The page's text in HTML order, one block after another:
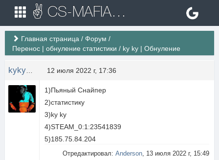
✌ CS-MAFIA.RU ✌ Игровые сервера Counter Strike 1.6
Главная страница / Форум /
Перенос | обнуление статистики / ky ky | Обнуление
12 июля 2022 г, 17:36
1)Пьяный Снайпер
2)статистику
3)ky ky
4)STEAM_0:1:23541839
5)185.75.84.204
Отредактировал: Anderson, 13 июля 2022 г, 15:49